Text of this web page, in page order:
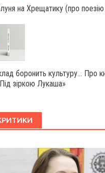
на Хрещатику (про
боронить культуру… Про
зіркою Лукаша»